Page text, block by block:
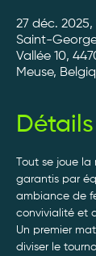
27 déc. 2025,
Saint-
Vallée 10,
Meuse,
Détails
Tout se joue
garantis par
ambiance de
convivialité et
Un premier
diviser le